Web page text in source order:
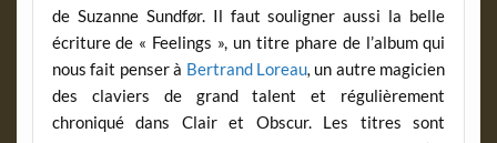
de Suzanne Sundfør. Il faut souligner aussi la belle
écriture de « Feelings », un titre phare de l’album qui
nous fait penser à Bertrand Loreau, un autre magicien
des claviers de grand talent et régulièrement
chroniqué dans Clair et Obscur. Les titres sont